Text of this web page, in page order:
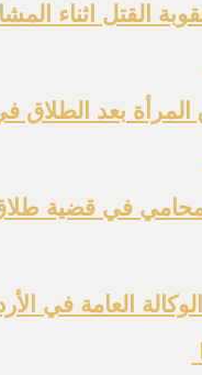
القتل اثناء
بعد الطلاق
في قضية
العامة في